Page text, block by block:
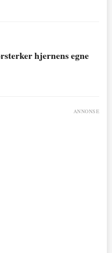
hjernens egne
ANNONSE